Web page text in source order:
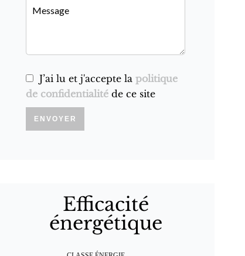
J’ai lu et j'accepte la politique
de confidentialité de ce site
ENVOYER
Efficacité
énergétique